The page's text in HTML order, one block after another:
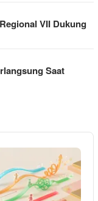
VII Dukung
Saat